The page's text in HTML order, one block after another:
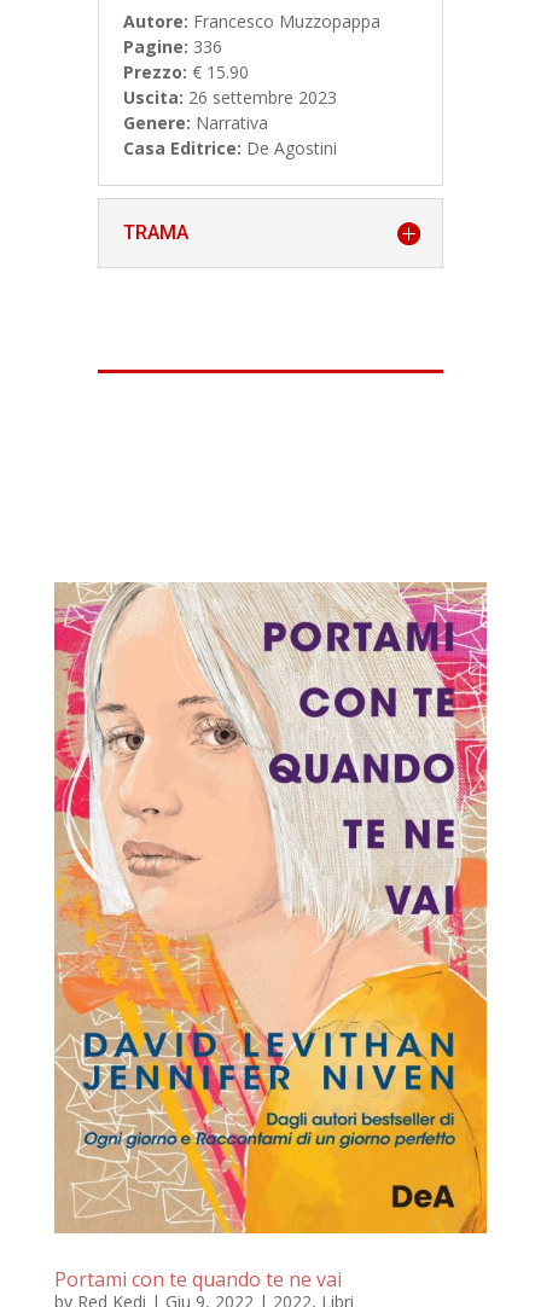
Autore: Francesco Muzzopappa
Pagine: 336
Prezzo: € 15.90
Uscita: 26 settembre 2023
Genere: Narrativa
Casa Editrice: De Agostini
TRAMA
Portami con te quando te ne vai
by Red Kedi | Giu 9, 2022 | 2022, Libri